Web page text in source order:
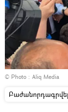
© Photo : Aliq Media
Բաժանորդագրվել